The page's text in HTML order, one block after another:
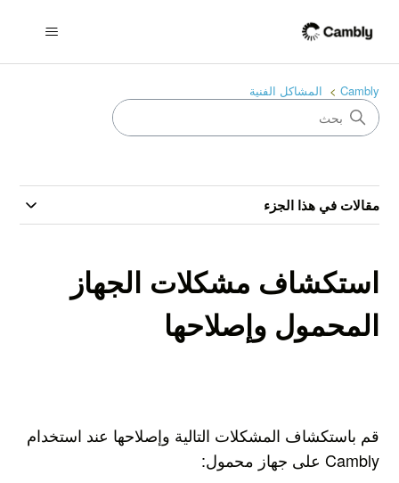
Cambly المشاكل الفنية
مقالات في هذا الجزء
استكشاف مشكلات الجهاز
المحمول وإصلاحها
قم باستكشاف المشكلات التالية وإصلاحها عند استخدام
Cambly على جهاز محمول: